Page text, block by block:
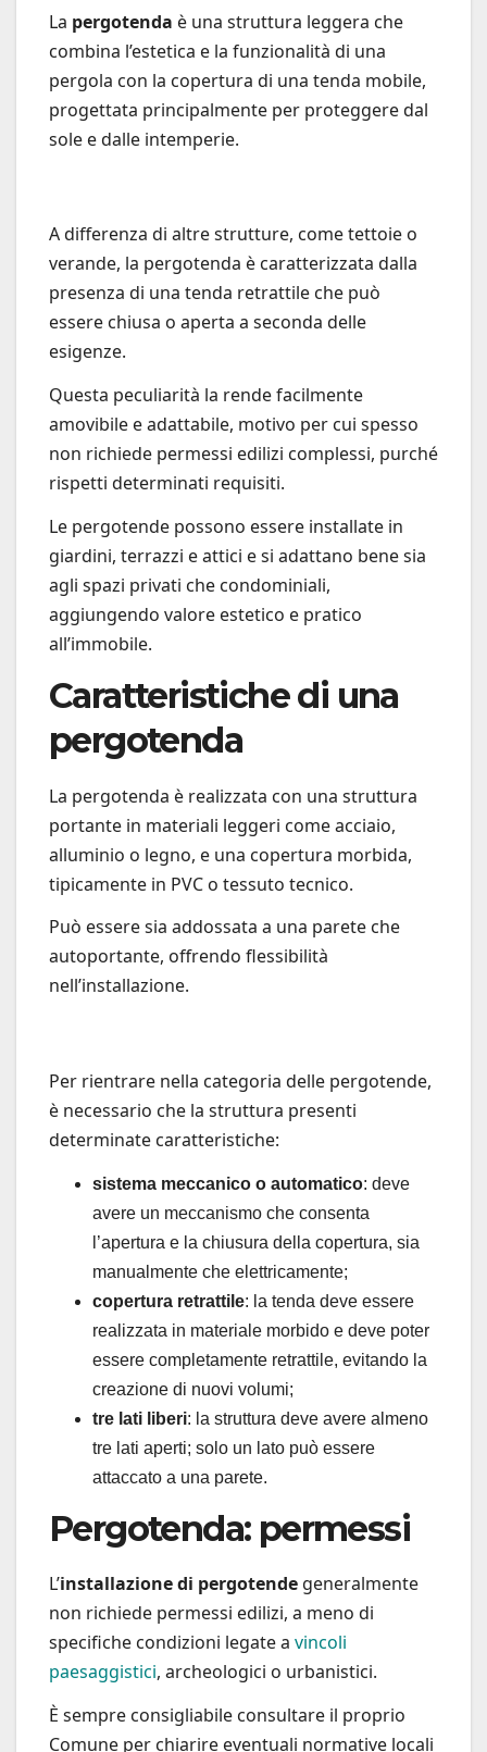
La pergotenda è una struttura leggera che
combina l’estetica e la funzionalità di una
pergola con la copertura di una tenda mobile,
progettata principalmente per proteggere dal
sole e dalle intemperie.
A differenza di altre strutture, come tettoie o
verande, la pergotenda è caratterizzata dalla
presenza di una tenda retrattile che può
essere chiusa o aperta a seconda delle
esigenze.
Questa peculiarità la rende facilmente
amovibile e adattabile, motivo per cui spesso
non richiede permessi edilizi complessi, purché
rispetti determinati requisiti.
Le pergotende possono essere installate in
giardini, terrazzi e attici e si adattano bene sia
agli spazi privati che condominiali,
aggiungendo valore estetico e pratico
all’immobile.
Caratteristiche di una
pergotenda
La pergotenda è realizzata con una struttura
portante in materiali leggeri come acciaio,
alluminio o legno, e una copertura morbida,
tipicamente in PVC o tessuto tecnico.
Può essere sia addossata a una parete che
autoportante, offrendo flessibilità
nell’installazione.
Per rientrare nella categoria delle pergotende,
è necessario che la struttura presenti
determinate caratteristiche:
sistema meccanico o automatico: deve
avere un meccanismo che consenta
l’apertura e la chiusura della copertura, sia
manualmente che elettricamente;
copertura retrattile: la tenda deve essere
realizzata in materiale morbido e deve poter
essere completamente retrattile, evitando la
creazione di nuovi volumi;
tre lati liberi: la struttura deve avere almeno
tre lati aperti; solo un lato può essere
attaccato a una parete.
Pergotenda: permessi
L’installazione di pergotende generalmente
non richiede permessi edilizi, a meno di
specifiche condizioni legate a vincoli
paesaggistici, archeologici o urbanistici.
È sempre consigliabile consultare il proprio
Comune per chiarire eventuali normative locali